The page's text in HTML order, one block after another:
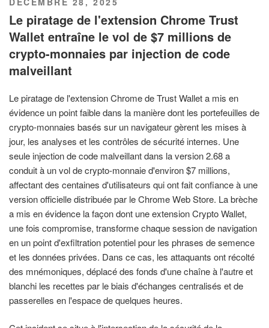
LE
Le piratage de l'extension Chrome Trust
Wallet entraîne le vol de $7 millions de
crypto-monnaies par injection de code
malveillant
Le piratage de l'extension Chrome de Trust Wallet a mis en
évidence un point faible dans la manière dont les portefeuilles de
crypto-monnaies basés sur un navigateur gèrent les mises à
jour, les analyses et les contrôles de sécurité internes. Une
seule injection de code malveillant dans la version 2.68 a
conduit à un vol de crypto-monnaie d'environ $7 millions,
affectant des centaines d'utilisateurs qui ont fait confiance à une
version officielle distribuée par le Chrome Web Store. La brèche
a mis en évidence la façon dont une extension Crypto Wallet,
une fois compromise, transforme chaque session de navigation
en un point d'exfiltration potentiel pour les phrases de semence
et les données privées. Dans ce cas, les attaquants ont récolté
des mnémoniques, déplacé des fonds d'une chaîne à l'autre et
blanchi les recettes par le biais d'échanges centralisés et de
passerelles en l'espace de quelques heures.